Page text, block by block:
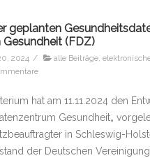
geplanten
(FDZ)
2024 / alle Beiträge,
hat am 11.11.2024 den
Gesundheit„
in Schleswig-
der Deutschen